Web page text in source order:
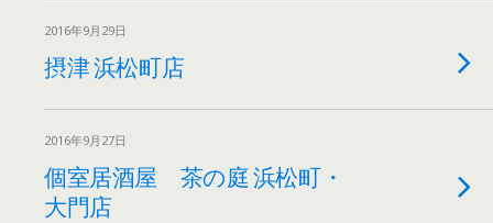
2016年9月29日
摂津 浜松町店
2016年9月27日
個室居酒屋 茶の庭 浜松町・
大門店